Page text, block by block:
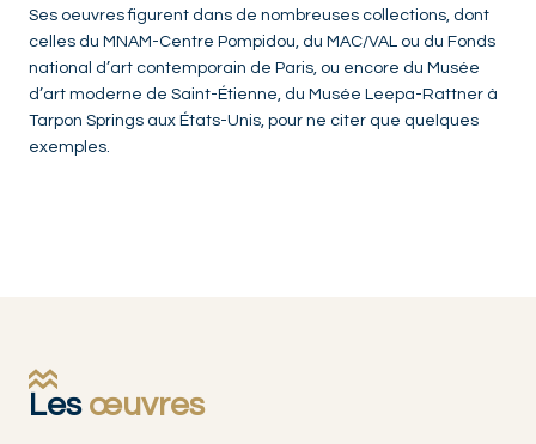
Ses oeuvres figurent dans de nombreuses collections, dont
celles du MNAM-Centre Pompidou, du MAC/VAL ou du Fonds
national d’art contemporain de Paris, ou encore du Musée
d’art moderne de Saint-Étienne, du Musée Leepa-Rattner à
Tarpon Springs aux États-Unis, pour ne citer que quelques
exemples.
Les œuvres